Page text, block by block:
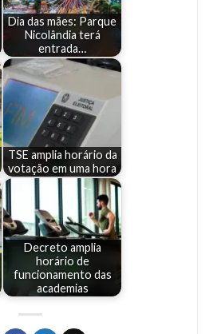
Dia das mães: Parque
Nicolândia terá
entrada…
TSE amplia horário da
votação em uma hora
Decreto amplia
horário de
funcionamento das
academias